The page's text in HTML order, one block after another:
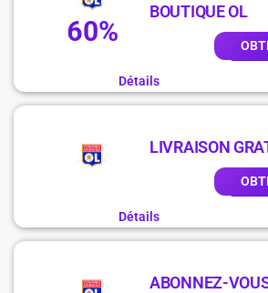
60%
BOUTIQUE OL
Détails
LIVRAISON
Détails
ABONNEZ-